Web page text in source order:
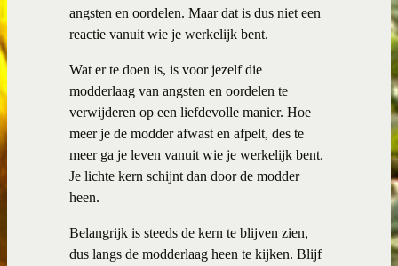
angsten en oordelen. Maar dat is dus niet een
reactie vanuit wie je werkelijk bent.
Wat er te doen is, is voor jezelf die
modderlaag van angsten en oordelen te
verwijderen op een liefdevolle manier. Hoe
meer je de modder afwast en afpelt, des te
meer ga je leven vanuit wie je werkelijk bent.
Je lichte kern schijnt dan door de modder
heen.
Belangrijk is steeds de kern te blijven zien,
dus langs de modderlaag heen te kijken. Blijf